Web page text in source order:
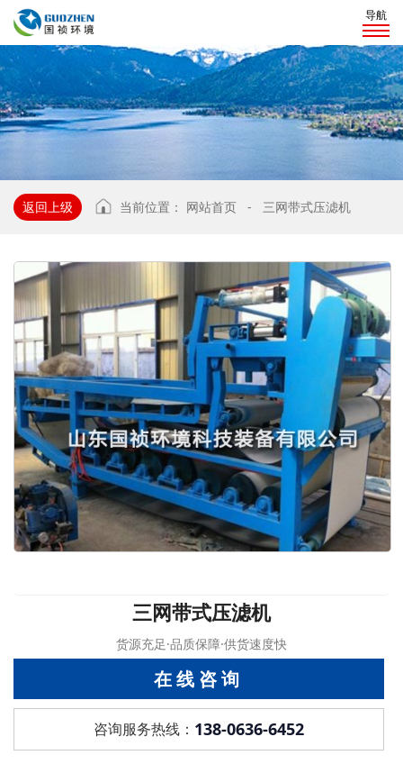
导航
返回上级 当前位置： 网站首页 - 三网带式压滤机
三网带式压滤机
货源充足·品质保障·供货速度快
在线咨询
咨询服务热线： 138-0636-6452